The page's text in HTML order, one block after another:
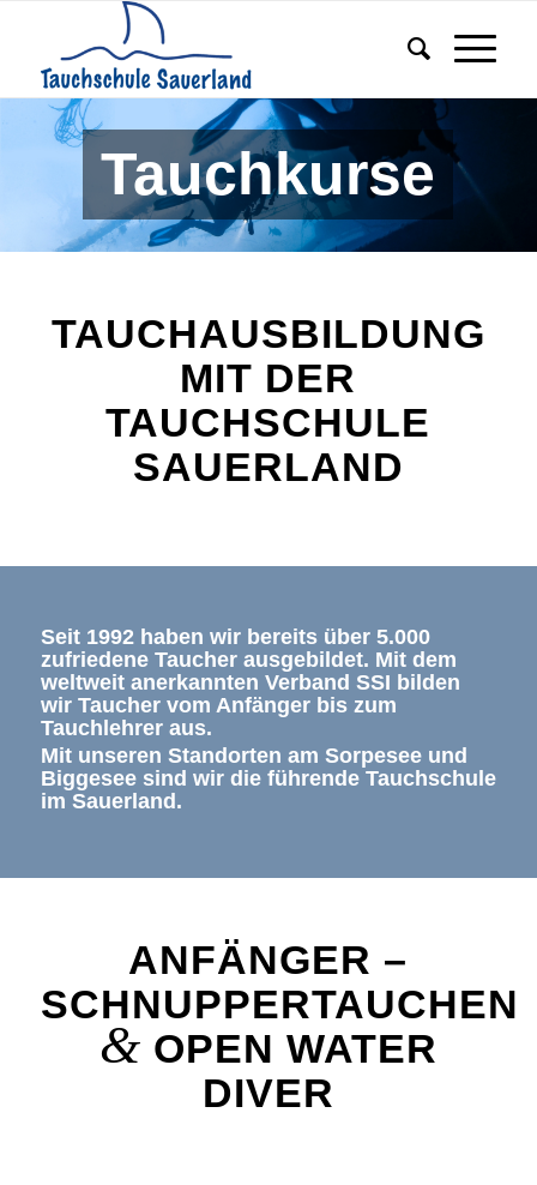
Tauchkurse
TAUCHAUSBILDUNG
MIT DER
TAUCHSCHULE
SAUERLAND
Seit 1992 haben wir bereits über 5.000
zufriedene Taucher ausgebildet. Mit dem
weltweit anerkannten Verband SSI bilden
wir Taucher vom Anfänger bis zum
Tauchlehrer aus.
Mit unseren Standorten am Sorpesee und
Biggesee sind wir die führende Tauchschule
im Sauerland.
ANFÄNGER –
SCHNUPPERTAUCHEN
& OPEN WATER
DIVER